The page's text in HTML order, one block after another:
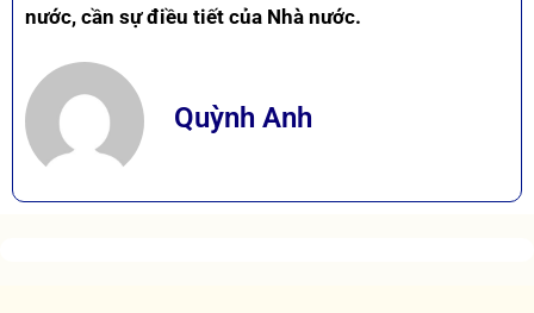
nước, cần sự điều tiết của Nhà nước.
Quỳnh Anh